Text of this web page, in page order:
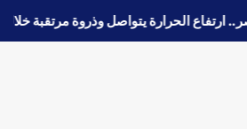
ارتفاع الحرارة يتواصل وذروة مرتقبة